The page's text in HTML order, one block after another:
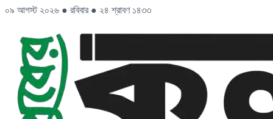
০৯ আগস্ট ২০২৬ ● রবিবার ● ২৪ শ্রাবণ ১৪৩৩